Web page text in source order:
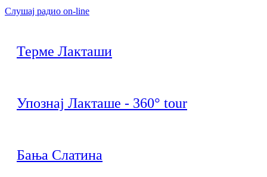
Слушај радио on-line
Терме Лакташи
Упознај Лакташе - 360° tour
Бања Слатина